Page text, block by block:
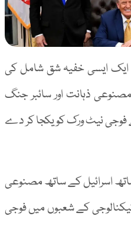
ایک ایسی خفیہ شق شامل کی
ذہانت اور سائبر جنگ
نیٹ ورک کو یکجا کر دے
اسرائیل کے ساتھ مصنوعی
کے شعبوں میں فوجی